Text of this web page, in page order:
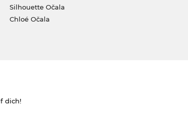
Silhouette Očala
Chloé Očala
dich!